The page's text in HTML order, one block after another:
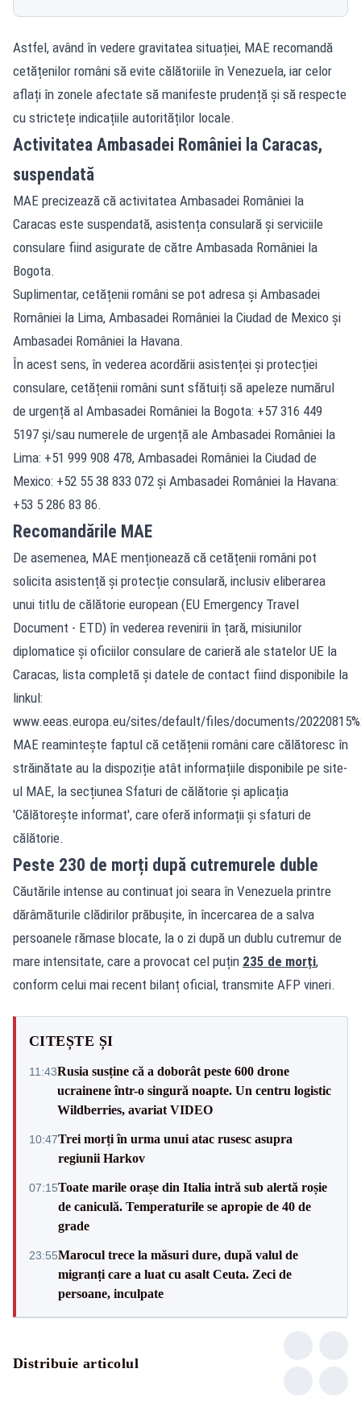
Astfel, având în vedere gravitatea situației, MAE recomandă
cetățenilor români să evite călătoriile în Venezuela, iar celor
aflați în zonele afectate să manifeste prudență și să respecte
cu strictețe indicațiile autorităților locale.
Activitatea Ambasadei României la Caracas,
suspendată
MAE precizează că activitatea Ambasadei României la
Caracas este suspendată, asistența consulară și serviciile
consulare fiind asigurate de către Ambasada României la
Bogota.
Suplimentar, cetățenii români se pot adresa și Ambasadei
României la Lima, Ambasadei României la Ciudad de Mexico și
Ambasadei României la Havana.
În acest sens, în vederea acordării asistenței și protecției
consulare, cetățenii români sunt sfătuiți să apeleze numărul
de urgență al Ambasadei României la Bogota: +57 316 449
5197 și/sau numerele de urgență ale Ambasadei României la
Lima: +51 999 908 478, Ambasadei României la Ciudad de
Mexico: +52 55 38 833 072 și Ambasadei României la Havana:
+53 5 286 83 86.
Recomandările MAE
De asemenea, MAE menționează că cetățenii români pot
solicita asistență și protecție consulară, inclusiv eliberarea
unui titlu de călătorie european (EU Emergency Travel
Document - ETD) în vederea revenirii în țară, misiunilor
diplomatice și oficiilor consulare de carieră ale statelor UE la
Caracas, lista completă și datele de contact fiind disponibile la
linkul:
www.eeas.europa.eu/sites/default/files/documents/
MAE reamintește faptul că cetățenii români care călătoresc în
străinătate au la dispoziție atât informațiile disponibile pe site-
ul MAE, la secțiunea Sfaturi de călătorie și aplicația
'Călătorește informat', care oferă informații și sfaturi de
călătorie.
Peste 230 de morți după cutremurele duble
Căutările intense au continuat joi seara în Venezuela printre
dărâmăturile clădirilor prăbușite, în încercarea de a salva
persoanele rămase blocate, la o zi după un dublu cutremur de
mare intensitate, care a provocat cel puțin 235 de morți,
conform celui mai recent bilanț oficial, transmite AFP vineri.
CITEȘTE ȘI
11:43Rusia susține că a doborât peste 600 drone
ucrainene într-o singură noapte. Un centru logistic
Wildberries, avariat VIDEO
10:47Trei morți în urma unui atac rusesc asupra
regiunii Harkov
07:15Toate marile orașe din Italia intră sub alertă roșie
de caniculă. Temperaturile se apropie de 40 de
grade
23:55Marocul trece la măsuri dure, după valul de
migranți care a luat cu asalt Ceuta. Zeci de
persoane, inculpate
Distribuie articolul